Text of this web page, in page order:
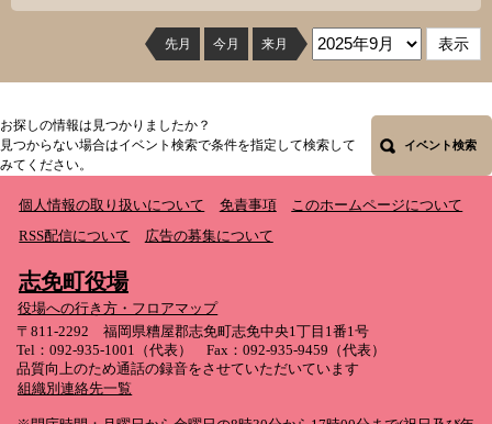
先月 今月 来月
お探しの情報は見つかりましたか？
見つからない場合はイベント検索で条件を指定して検索して
みてください。
イベント検索
個人情報の取り扱いについて 免責事項
このホームページについて
RSS配信について
広告の募集について
志免町役場
役場への行き方・フロアマップ
〒811-2292 福岡県糟屋郡志免町志免中央1丁目1番1号
Tel：092-935-1001（代表） Fax：092-935-9459（代表）
品質向上のため通話の録音をさせていただいています
組織別連絡先一覧